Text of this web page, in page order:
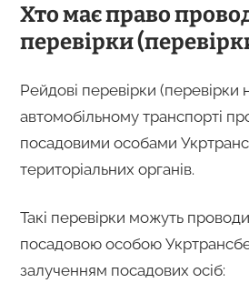
Хто має право
перевірки
Рейдові перевірки (перевірки
автомобільному транспорті
посадовими особами
територіальних органів.
Такі перевірки можуть
посадовою особою
залученням посадових осіб: